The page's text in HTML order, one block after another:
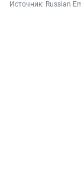
Источник: Russian